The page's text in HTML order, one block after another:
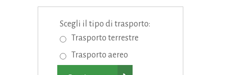
Scegli il tipo di trasporto:
Trasporto terrestre
Trasporto aereo